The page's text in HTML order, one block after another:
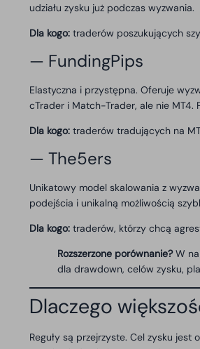
udziału zysku już podczas wyzwania.
Dla kogo: traderów poszukujących
— FundingPips
Elastyczna i przystępna. Oferuje
cTrader i Match-Trader, ale nie MT4.
Dla kogo: traderów tradujących na
— The5ers
Unikatowy model skalowania z
podejścia i unikalną możliwością
Dla kogo: traderów, którzy chcą
Rozszerzone porównanie?W
dla drawdown, celów zysku,
Dlaczego
Reguły są przejrzyste. Cel zysku